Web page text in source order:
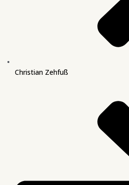
Christian Zehfuß